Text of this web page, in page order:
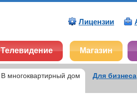
Лицензии
Телевидение Магазин
В многоквартирный дом Для бизнеса